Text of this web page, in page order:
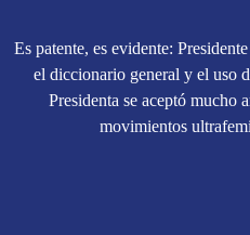
Es patente, es evidente:
el diccionario general y el uso
Presidenta se aceptó mucho
movimientos